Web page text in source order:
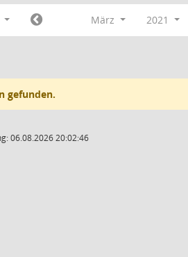
März 2021
gefunden.
06.08.2026 20:02:46